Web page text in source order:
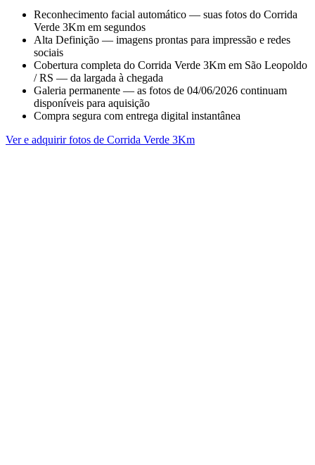
Reconhecimento facial automático — suas fotos do Corrida
Verde 3Km em segundos
Alta Definição — imagens prontas para impressão e redes
sociais
Cobertura completa do Corrida Verde 3Km em São Leopoldo
/ RS — da largada à chegada
Galeria permanente — as fotos de 04/06/2026 continuam
disponíveis para aquisição
Compra segura com entrega digital instantânea
Ver e adquirir fotos de Corrida Verde 3Km